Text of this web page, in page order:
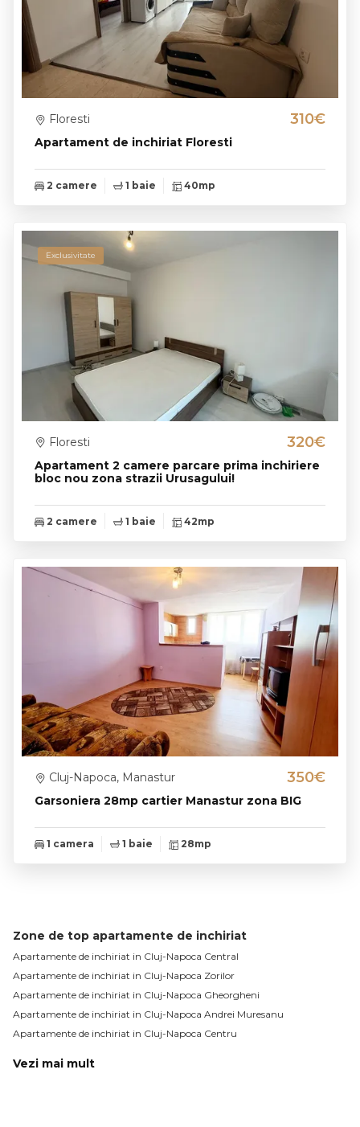
Apartament de inchiriat Floresti
Floresti 310€
2 camere 1 baie 40mp
Exclusivitate
Apartament 2 camere parcare prima inchiriere
bloc nou zona strazii Urusagului!
Floresti 320€
2 camere 1 baie 42mp
Garsoniera 28mp cartier Manastur zona BIG
Cluj-Napoca, Manastur 350€
1 camera 1 baie 28mp
Zone de top apartamente de inchiriat
Apartamente de inchiriat in Cluj-Napoca Central
Apartamente de inchiriat in Cluj-Napoca Zorilor
Apartamente de inchiriat in Cluj-Napoca Gheorgheni
Apartamente de inchiriat in Cluj-Napoca Andrei Muresanu
Apartamente de inchiriat in Cluj-Napoca Centru
Vezi mai mult